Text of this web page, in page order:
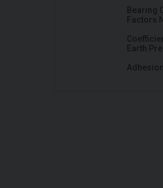
Bearing
Factors
Earth